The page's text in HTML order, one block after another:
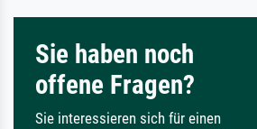
Sie haben noch
offene Fragen?
Sie interessieren sich für einen